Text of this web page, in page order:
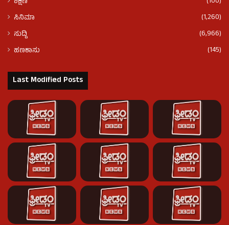
ಸಿನಿಮಾ
(1,260)
ಸುದ್ದಿ
(6,966)
ಹಣಕಾಸು
(145)
Last Modified Posts